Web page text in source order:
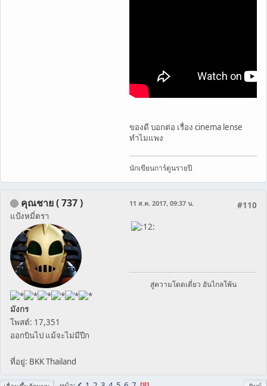
ของดี บอกต่อ เรื่อง cinema lense
ทำไมแพง
นักเขียนการ์ตูนรายปี
คุณชาย ( 737 )
แป้งหมี่ตรา
มังกร
โพสต์: 17,351
ออกบินไป แม้จะไม่มีปีก
ที่อยู่: BKK Thailand
#110
11 ส.ค. 2017, 09:37 น.
สู่ความโดดเดี่ยว อันไกลโพ้น